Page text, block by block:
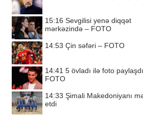
15:16 Sevgilisi yenə diqqət
mərkəzində – FOTO
14:53 Çin səfəri – FOTO
14:41 5 övladı ilə foto
FOTO
14:33 Şimali Makedoniyanı
etdi